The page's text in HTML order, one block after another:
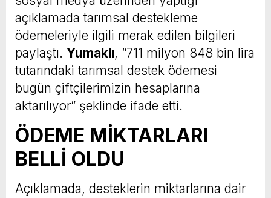
açıklamada tarımsal destekleme
ödemeleriyle ilgili merak edilen bilgileri
paylaştı. Yumaklı, “711 milyon 848 bin lira
tutarındaki tarımsal destek ödemesi
bugün çiftçilerimizin hesaplarına
aktarılıyor” şeklinde ifade etti.
ÖDEME MİKTARLARI
BELLİ OLDU
Açıklamada, desteklerin miktarlarına dair